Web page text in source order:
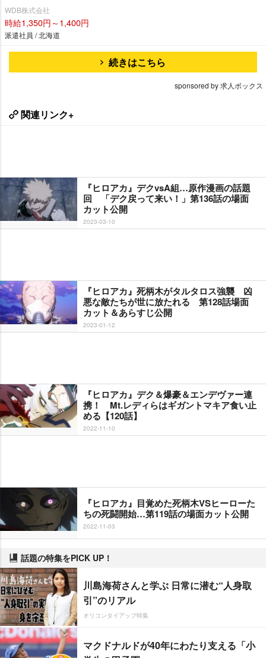
WDB株式会社
時給1,350円～1,400円
派遣社員 / 北海道
続きはこちら
sponsored by 求人ボックス
関連リンク+
『ヒロアカ』デクvsA組…原作漫画の話題
回 「デク戻って来い！」第136話の場面
カット公開
2023-03-10
『ヒロアカ』死柄木がタルタロス強襲 凶
悪な敵たちが世に放たれる 第128話場面
カット＆あらすじ公開
2023-01-12
『ヒロアカ』デク＆爆豪＆エンデヴァー連
携！ Mt.レディらはギガントマキア食い止
める【120話】
2022-11-10
『ヒロアカ』目覚めた死柄木VSヒーローた
ちの死闘開始…第119話の場面カット公開
2022-11-03
話題の特集をPICK UP！
川島海荷さんと学ぶ 日常に潜む“人身取
引”のリアル
オリコンタイアップ特集
マクドナルドが40年にわたり支える「小